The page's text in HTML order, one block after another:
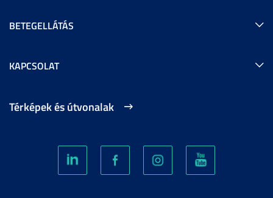
BETEGELLÁTÁS
KAPCSOLAT
Térképek és útvonalak